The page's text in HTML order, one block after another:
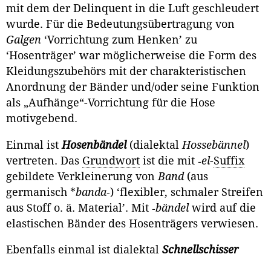
mit dem der Delinquent in die Luft geschleudert
wurde. Für die Bedeutungsübertragung von
Galgen ‘Vorrich­tung zum Henken’ zu
‘Hosenträger’ war möglicherweise die Form des
Klei­dungszubehörs mit der charakteristischen
Anordnung der Bänder und/oder seine Funktion
als „Aufhänge“-Vorrichtung für die Hose
motivgebend.
Einmal istHosenbändel(dialektal Hossebännel)
vertreten. Das Grundwort ist die mit ‑el-Suffix
gebildete Verkleinerung von Band(aus
germanisch *banda‑) ‘flexibler, schmaler Streifen
aus Stoff o. ä. Material’. Mit ‑bändelwird auf die
elastischen Bän­der des Hosenträgers verwiesen.
Ebenfalls einmal ist dialektal Schnellschisser